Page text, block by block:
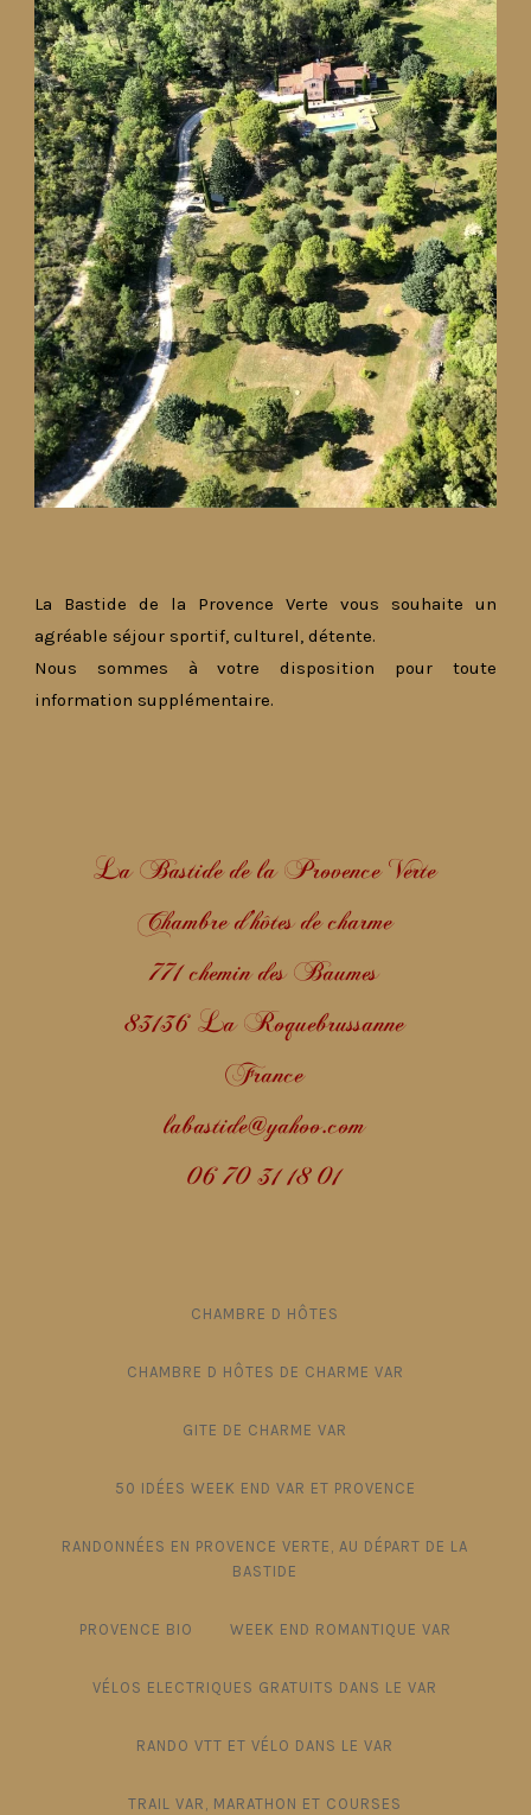
La Bastide de la Provence Verte vous souhaite un
agréable séjour sportif, culturel, détente.
Nous sommes à votre disposition pour toute
information supplémentaire.
La Bastide de la Provence Verte
Chambre d’hôtes de charme
771 chemin des Baumes
83136 La Roquebrussanne
France
labastide@yahoo.com
06 70 31 18 01
CHAMBRE D HÔTES
CHAMBRE D HÔTES DE CHARME VAR
GITE DE CHARME VAR
50 IDÉES WEEK END VAR ET PROVENCE
RANDONNÉES EN PROVENCE VERTE, AU DÉPART DE LA
BASTIDE
PROVENCE BIO WEEK END ROMANTIQUE VAR
VÉLOS ELECTRIQUES GRATUITS DANS LE VAR
RANDO VTT ET VÉLO DANS LE VAR
TRAIL VAR, MARATHON ET COURSES